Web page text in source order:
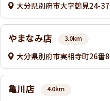
大分県別府市大字鶴見24-37
やまなみ店 3.0km
大分県別府市実相寺町26番
亀川店 4.0km